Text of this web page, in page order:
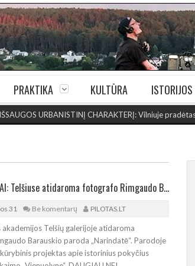
PRAKTIKA KULTŪRA ISTORIJOS
URBANISTINĮ CHARAKTERĮ: Vilniuje pradėtas
SIELOS NAMAI: Telšiuse atidaroma fotografo Rimgaudo Barauskio paroda „Narindatē“
31 Be komentarų PILOTAS.LT
akademijos Telšių galerijoje atidaroma
Barauskio paroda „Narindatē“. Parodoje
projektas apie istorinius pokyčius